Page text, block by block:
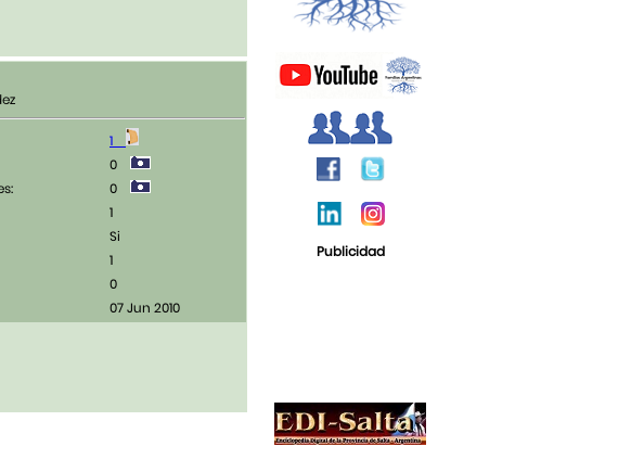
1
0
0
1
Si
1
0
07 Jun 2010
Publicidad